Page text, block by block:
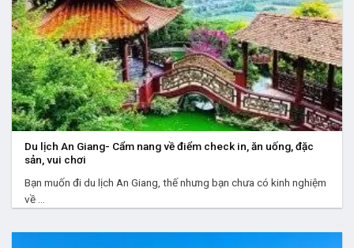
Du lịch An Giang- Cẩm nang về điểm check in, ăn uống, đặc
sản, vui chơi
Bạn muốn đi du lịch An Giang, thế nhưng bạn chưa có kinh nghiệm
về ...